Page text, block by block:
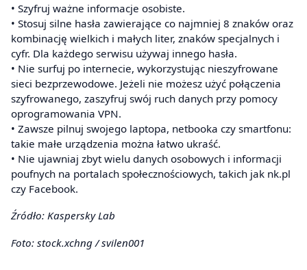
• Szyfruj ważne informacje osobiste.
• Stosuj silne hasła zawierające co najmniej 8 znaków oraz
kombinację wielkich i małych liter, znaków specjalnych i
cyfr. Dla każdego serwisu używaj innego hasła.
• Nie surfuj po internecie, wykorzystując nieszyfrowane
sieci bezprzewodowe. Jeżeli nie możesz użyć połączenia
szyfrowanego, zaszyfruj swój ruch danych przy pomocy
oprogramowania VPN.
• Zawsze pilnuj swojego laptopa, netbooka czy smartfonu:
takie małe urządzenia można łatwo ukraść.
• Nie ujawniaj zbyt wielu danych osobowych i informacji
poufnych na portalach społecznościowych, takich jak nk.pl
czy Facebook.
Źródło: Kaspersky Lab
Foto: stock.xchng / svilen001